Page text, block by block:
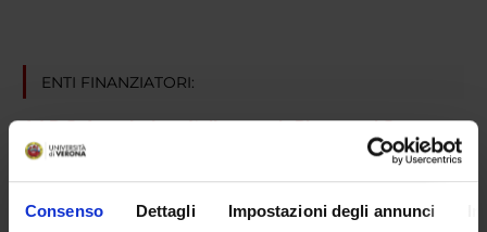
Consenso Dettagli Impostazioni degli annunci
ENTI FINANZIATORI:
A.I.R.C. Associazione Italiana per la Ricerca sul Cancro
Finanziamento:
assegnato e gestito dal Dipartimento